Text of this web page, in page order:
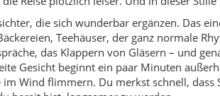
anfühlt, gerade weil man ihn in Trakya
Tour: Fels, Schatten, schmale
Aussicht dich kurz aus dem Denken
Reiz – Orte, die nicht geschniegelt sind,
kein Wellness-Katalog. Es ist ein